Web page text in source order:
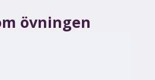
övningen